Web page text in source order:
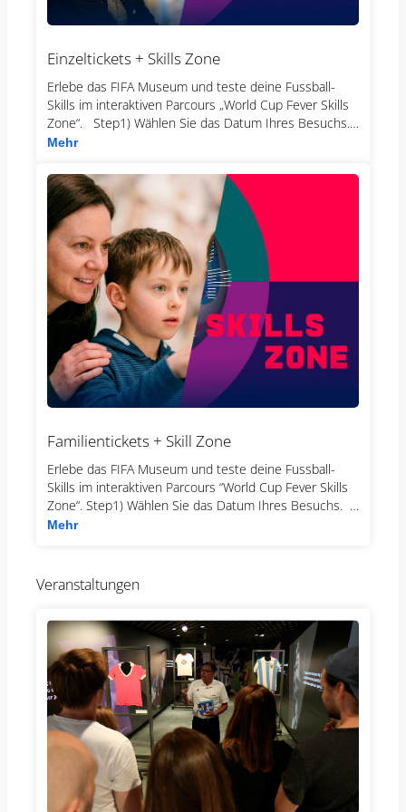
Einzeltickets + Skills Zone
Erlebe das FIFA Museum und teste deine Fussball-
Skills im interaktiven Parcours „World Cup Fever Skills
Zone“. Step1) Wählen Sie das Datum Ihres Besuchs.
Step 2) Wählen Sie das Zeitfenster aus, das
Die Besuchszeit im Museum ist flexibel, wir bitten Sie
jedoch, möglichst zu dem von Ihnen für die SKILLS
ZONE gewählten Zeitfenster anwesend zu sein.
Mehr
Familientickets + Skill Zone
Erlebe das FIFA Museum und teste deine Fussball-
Skills im interaktiven Parcours “World Cup Fever Skills
Zone“. Step1) Wählen Sie das Datum Ihres Besuchs.
Step 2) Wählen Sie das Zeitfenster aus, das
mindestens 4 Personen umfassen. 2 Erwachsene und
2 Kinder (7–15 Jahre) Die Besuchszeit im Museum ist
Ihnen für die SKILLS ZONE gewählten Zeitfenster
anwesend zu sein.
Mehr
Veranstaltungen